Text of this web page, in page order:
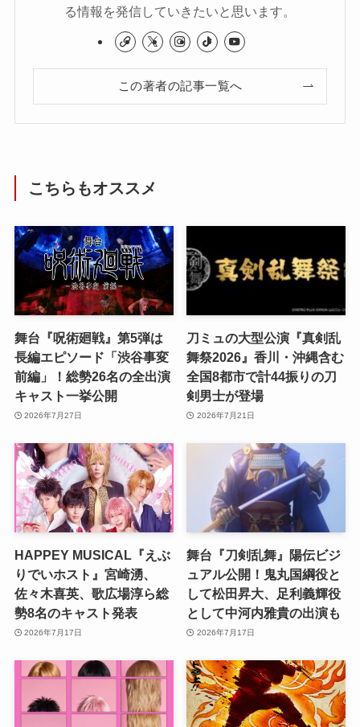
る情報を発信していきたいと思います。
この著者の記事一覧へ
こちらもオススメ
舞台『呪術廻戦』第5弾は
長編エピソード「渋谷事変
前編」！総勢26名の全出演
キャスト一挙公開
2026年7月27日
刀ミュの大型公演『真剣乱
舞祭2026』香川・沖縄含む
全国8都市で計44振りの刀
剣男士が登場
2026年7月21日
HAPPEY MUSICAL『えぶ
りでいホスト』宮崎湧、
佐々木喜英、歌広場淳ら総
勢8名のキャスト発表
2026年7月17日
舞台『刀剣乱舞』陽伝ビジ
ュアル公開！鬼丸国綱役と
して松田昇大、足利義輝役
として中河内雅貴の出演も
2026年7月17日